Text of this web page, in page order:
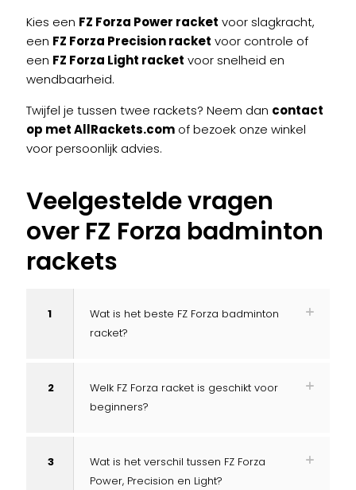
Kies een FZ Forza Power racket voor slagkracht,
een FZ Forza Precision racket voor controle of
een FZ Forza Light racket voor snelheid en
wendbaarheid.
Twijfel je tussen twee rackets? Neem dan contact
op met AllRackets.com of bezoek onze winkel
voor persoonlijk advies.
Veelgestelde vragen
over FZ Forza badminton
rackets
1
Wat is het beste FZ Forza badminton
racket?
2
Welk FZ Forza racket is geschikt voor
beginners?
3
Wat is het verschil tussen FZ Forza
Power, Precision en Light?